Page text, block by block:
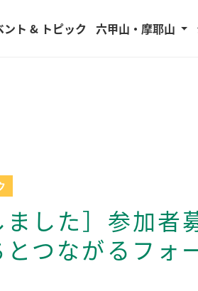
ント & トピック (current)
六甲山・摩耶山
ました］参加
つながるフォー